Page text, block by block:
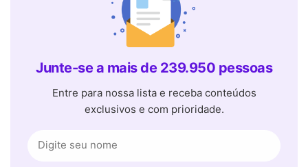
Junte-se a mais de 239.950 pessoas
Entre para nossa lista e receba conteúdos
exclusivos e com prioridade.